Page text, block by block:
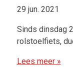
29 jun. 2021
Sinds dinsdag
rolstoelfiets,
Lees meer »